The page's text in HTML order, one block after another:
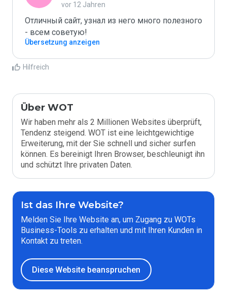
vor 12 Jahren
Отличный сайт, узнал из него много полезного
- всем советую!
Übersetzung anzeigen
Hilfreich
Über WOT
Wir haben mehr als 2 Millionen Websites überprüft,
Tendenz steigend. WOT ist eine leichtgewichtige
Erweiterung, mit der Sie schnell und sicher surfen
können. Es bereinigt Ihren Browser, beschleunigt ihn
und schützt Ihre privaten Daten.
Ist das Ihre Website?
Melden Sie Ihre Website an, um Zugang zu WOTs
Business-Tools zu erhalten und mit Ihren Kunden in
Kontakt zu treten.
Diese Website beanspruchen